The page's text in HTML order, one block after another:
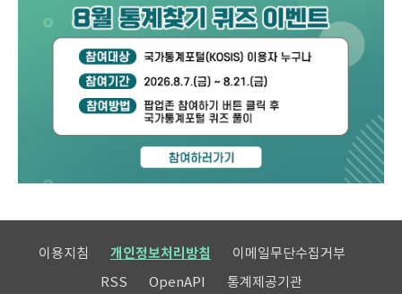
이용지침 개인정보처리방침
이메일무단수집거부
RSS
OpenAPI 통계제공기관